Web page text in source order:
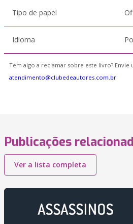
Tipo de papel
Idioma
Tem algo a reclamar sobre este livro? Envie
atendimento@clubedeautores.com.br
Publicações
Ver a lista completa